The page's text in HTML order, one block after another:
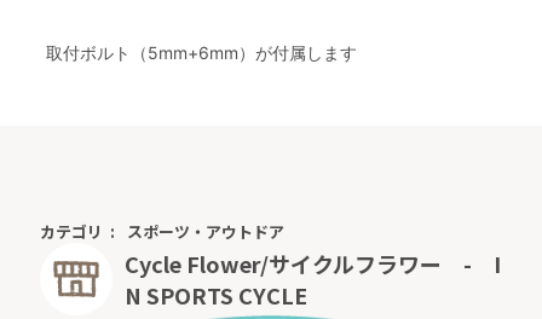
取付ボルト（5mm+6mm）が付属します
カテゴリ スポーツ・アウトドア
Cycle Flower/サイクルフラワー - I
N SPORTS CYCLE